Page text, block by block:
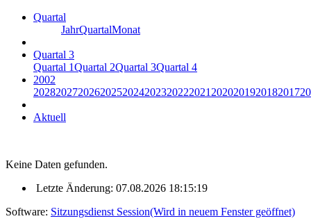
Quartal
JahrQuartalMonat
Quartal 3
Quartal 1Quartal 2Quartal 3Quartal 4
2002
20282027202620252024202320222021 2020201920182017
Aktuell
Keine Daten gefunden.
Letzte Änderung: 07.08.2026 18:15:19
Software: Sitzungsdienst Session(Wird in neuem Fenster geöffnet)